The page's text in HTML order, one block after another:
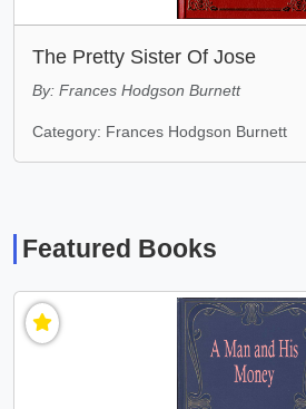
The Pretty Sister Of Jose
By: Frances Hodgson Burnett
Category: Frances Hodgson Burnett
Featured Books